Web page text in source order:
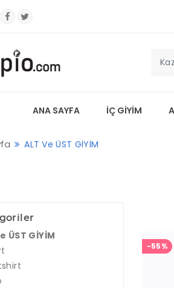
ANA SAYFA İÇ GİYİM
ALT Ve ÜST GİYİM
ÜST GİYİM
-55%